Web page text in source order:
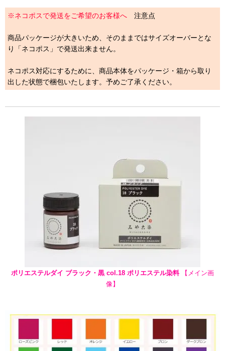
※ネコポスで発送をご希望のお客様へ 注意点
商品パッケージが大きいため、そのままではサイズオーバーとな
り「ネコポス」で発送出来ません。
ネコポス対応にするために、商品本体をパッケージ・箱から取り
出した状態で梱包いたします。予めご了承ください。
ポリエステルダイ ブラック・黒 col.18 ポリエステル染料【メイン画
像】